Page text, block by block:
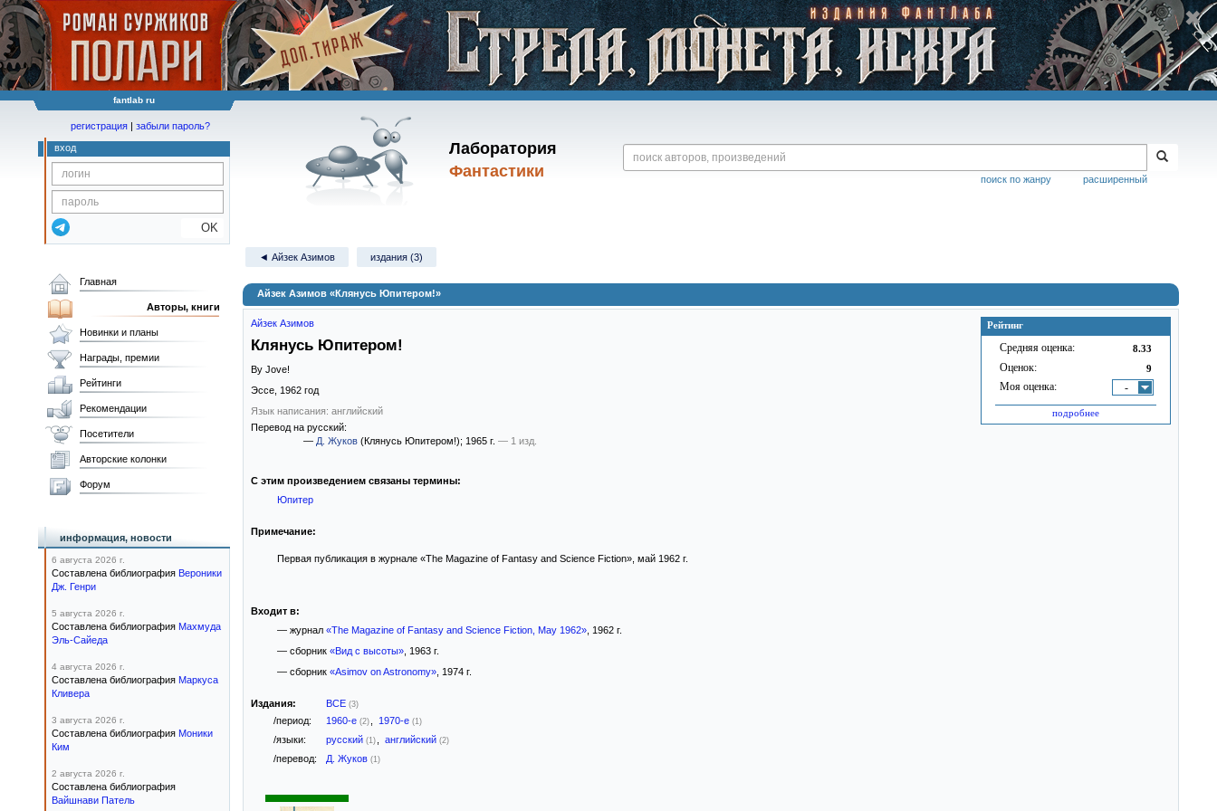
fantlab ru
Лаборатория
Фантастики
расширенный
поиск по жанру
регистрация | забыли пароль?
вход
OK
◄ Айзек Азимов издания (3)
Айзек Азимов «Клянусь Юпитером!»
Рейтинг
Средняя оценка: 8.33
Оценок: 9
Моя оценка: -
подробнее
Айзек Азимов
Клянусь Юпитером!
By Jove!
Эссе, 1962 год
Язык написания: английский
Перевод на русский:
— Д. Жуков (Клянусь Юпитером!); 1965 г. — 1 изд.
С этим произведением связаны термины:
Юпитер
Примечание:
Первая публикация в журнале «The Magazine of Fantasy and Science Fiction», май 1962 г.
Входит в:
— журнал «The Magazine of Fantasy and Science Fiction, May 1962», 1962 г.
— сборник «Вид с высоты», 1963 г.
— сборник «Asimov on Astronomy», 1974 г.
Издания: ВСЕ (3)
/период: 1960-е (2) 1970-е (1)
/языки: русский (1) английский (2)
/перевод: Д. Жуков (1)
Главная
Авторы, книги
Новинки и планы
Награды, премии
Рейтинги
Рекомендации
Посетители
Авторские колонки
Форум
информация, новости
6 августа 2026 г.
Составлена библиография Вероники
Дж. Генри
5 августа 2026 г.
Составлена библиография Махмуда
Эль-Сайеда
4 августа 2026 г.
Составлена библиография Маркуса
Кливера
3 августа 2026 г.
Составлена библиография Моники
Ким
2 августа 2026 г.
Составлена библиография
Вайшнави Патель